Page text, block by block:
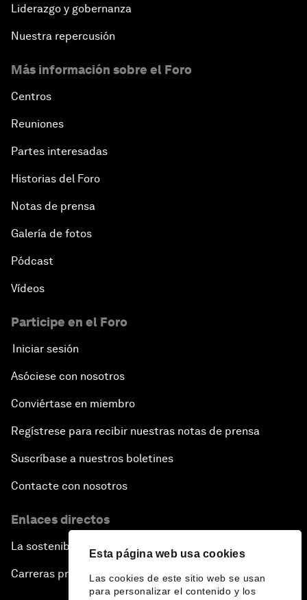
Esta página web usa cookies
Las cookies de este sitio web se usan
para personalizar el contenido y los
Liderazgo y gobernanza
Nuestra repercusión
Más información sobre el Foro
Centros
Reuniones
Partes interesadas
Historias del Foro
Notas de prensa
Galería de fotos
Pódcast
Vídeos
Participe en el Foro
Iniciar sesión
Asóciese con nosotros
Conviértase en miembro
Regístrese para recibir nuestras notas de prensa
Suscríbase a nuestros boletines
Contacte con nosotros
Enlaces directos
La sostenibilidad en el Foro
Carreras profesionales